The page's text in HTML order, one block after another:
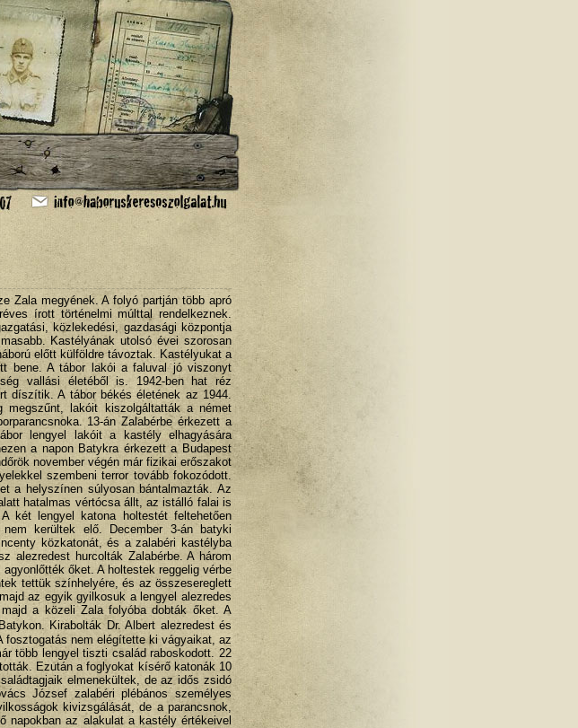
Zala megyének. A folyó partján több apró
írott történelmi múlttal rendelkeznek.
közlekedési, gazdasági központja
Kastélyának utolsó évei szorosan
előtt külföldre távoztak. Kastélyukat a
bene. A tábor lakói a faluval jó viszonyt
vallási életéből is. 1942-ben hat réz
díszítik. A tábor békés életének az 1944.
megszűnt, lakóit kiszolgáltatták a német
13-án Zalabérbe érkezett a
lengyel lakóit a kastély elhagyására
a napon Batykra érkezett a Budapest
november végén már fizikai erőszakot
szembeni terror tovább fokozódott.
a helyszínen súlyosan bántalmazták. Az
hatalmas vértócsa állt, az istálló falai is
két lengyel katona holtestét feltehetően
kerültek elő. December 3-án batyki
közkatonát, és a zalabéri kastélyba
alezredest hurcolták Zalabérbe. A három
őket. A holtestek reggelig vérbe
tettük színhelyére, és az összesereglett
az egyik gyilkosuk a lengyel alezredes
a közeli Zala folyóba dobták őket. A
Kirabolták Dr. Albert alezredest és
fosztogatás nem elégítette ki vágyaikat, az
több lengyel tiszti család raboskodott. 22
Ezután a foglyokat kísérő katonák 10
elmenekültek, de az idős zsidó
József zalabéri plébános személyes
kivizsgálását, de a parancsnok,
napokban az alakulat a kastély értékeivel